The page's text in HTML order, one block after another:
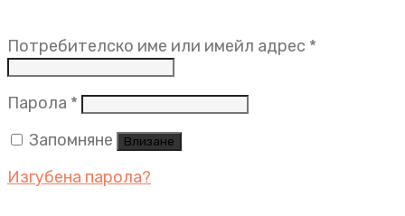
Потребителско име или имейл адрес *
Парола * Задължително
Запомняне
Влизане
Изгубена парола?